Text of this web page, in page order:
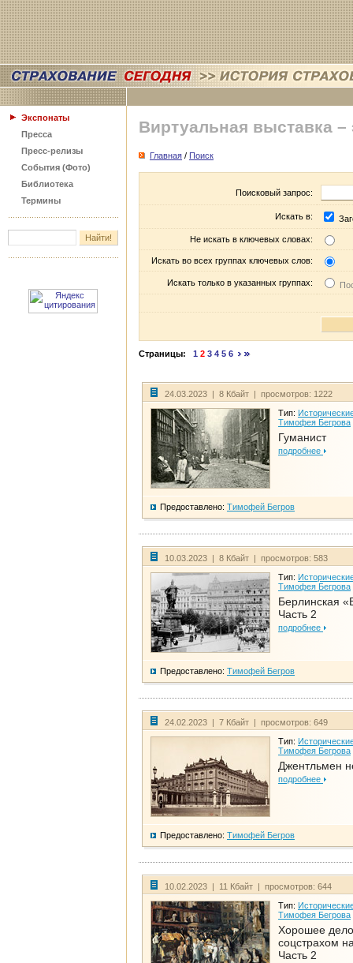
Экспонаты
Пресса
Пресс-релизы
События (Фото)
Библиотека
Термины
Виртуальная выставка –
Главная / Поиск
Поисковый запрос:
Искать в:
Не искать в ключевых словах:
Искать во всех группах ключевых слов:
Искать только в указанных группах:
Страницы: 1 2 3 4 5 6
24.03.2023 | 8 Кбайт | просмотров: 1222
Тип:
Тимофея Бегрова
Гуманист
подробнее
Предоставлено: Тимофей Бегров
10.03.2023 | 8 Кбайт | просмотров: 583
Тип:
Тимофея Бегрова
Берлинская
Часть 2
подробнее
Предоставлено: Тимофей Бегров
24.02.2023 | 7 Кбайт | просмотров: 649
Тип:
Тимофея Бегрова
Джентльмен
подробнее
Предоставлено: Тимофей Бегров
10.02.2023 | 11 Кбайт | просмотров: 644
Тип:
Тимофея Бегрова
Хорошее дело
соцстрахом
Часть 2